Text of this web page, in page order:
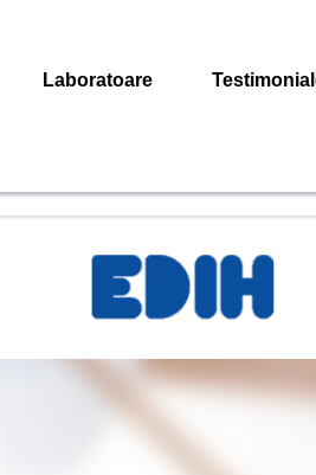
Laboratoare